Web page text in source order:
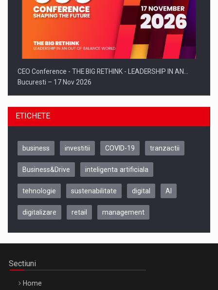
CEO Conference - THE BIG RETHINK - LEADERSHIP IN AN…
Bucuresti – 17 Nov 2026
Be Inspired. Make it Happen!, CLUJ, 9 Decembrie
ETICHETE
business investitii COVID-19 tranzactii
Business&Drive inteligenta artificiala
tehnologie sustenabilitate digital AI
digitalizare retail management
Sectiuni
Home